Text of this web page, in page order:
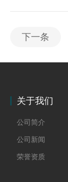
下一条
关于我们
公司简介
公司新闻
荣誉资质